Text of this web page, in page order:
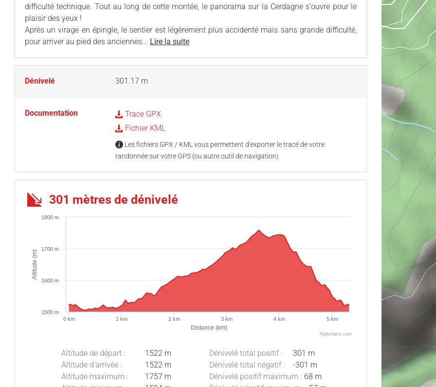
difficulté technique. Tout au long de cette montée, le panorama sur la Cerdagne s'ouvre pour le
plaisir des yeux !
Après un virage en épingle, le sentier est légèrement plus accidenté mais sans grande difficulté,
pour arriver au pied des anciennes... Lire la suite
Dénivelé 301.17 m
Documentation
Trace GPX
Fichier KML
Les fichiers GPX / KML vous permettent d'exporter le tracé de votre
randonnée sur votre GPS (ou autre outil de navigation)
301 mètres de dénivelé
Distance (km)
Altitude (m)
0 km 1 km 2 km 3 km 4 km 5 km
1500 m
1600 m
1700 m
1800 m
Highcharts.com
Altitude de départ :
1522 m
Altitude d'arrivée :
1522 m
Altitude maximum :
1757 m
Dénivelé total positif :
301 m
Dénivelé total négatif :
-301 m
Dénivelé positif maximum : 68 m